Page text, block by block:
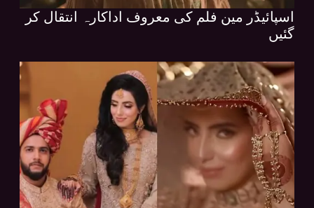
اسپائیڈر مین فلم کی معروف اداکارہ انتقال کر
گئیں